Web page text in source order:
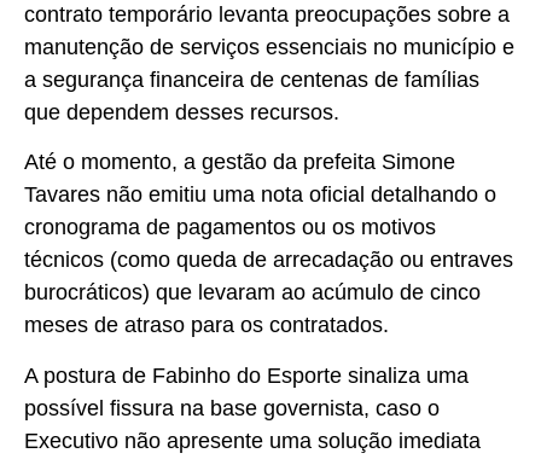
contrato temporário levanta preocupações sobre a
manutenção de serviços essenciais no município e
a segurança financeira de centenas de famílias
que dependem desses recursos.
Até o momento, a gestão da prefeita Simone
Tavares não emitiu uma nota oficial detalhando o
cronograma de pagamentos ou os motivos
técnicos (como queda de arrecadação ou entraves
burocráticos) que levaram ao acúmulo de cinco
meses de atraso para os contratados.
A postura de Fabinho do Esporte sinaliza uma
possível fissura na base governista, caso o
Executivo não apresente uma solução imediata